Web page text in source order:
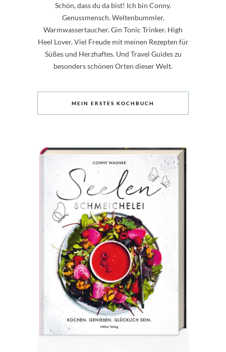
Schön, dass du da bist! Ich bin Conny.
Genussmensch. Weltenbummler.
Warmwassertaucher. Gin Tonic Trinker. High
Heel Lover. Viel Freude mit meinen Rezepten für
Süßes und Herzhaftes. Und Travel Guides zu
besonders schönen Orten dieser Welt.
MEIN ERSTES KOCHBUCH